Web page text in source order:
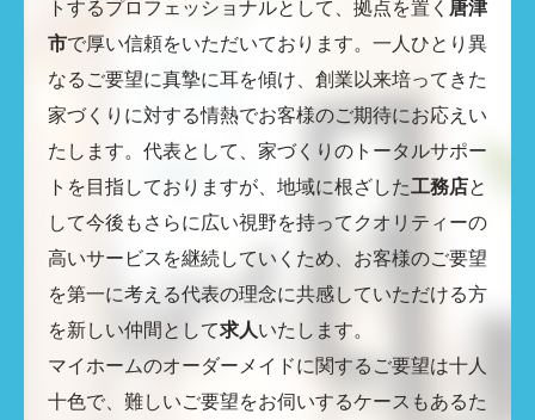
トするプロフェッショナルとして、拠点を置く 唐津
市で厚い信頼をいただいております。一人ひとり異
なるご要望に真摯に耳を傾け、創業以来培ってきた
家づくりに対する情熱でお客様のご期待にお応えい
たします。代表として、家づくりのトータルサポー
トを目指しておりますが、地域に根ざした工務店と
して今後もさらに広い視野を持ってクオリティーの
高いサービスを継続していくため、お客様のご要望
を第一に考える代表の理念に共感していただける方
を新しい仲間として求人いたします。
マイホームのオーダーメイドに関するご要望は十人
十色で、難しいご要望をお伺いするケースもあるた